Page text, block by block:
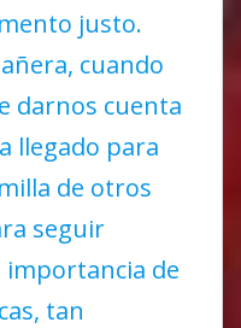
justo.
cuando
darnos cuenta
llegado para
de otros
seguir
importancia de
tan